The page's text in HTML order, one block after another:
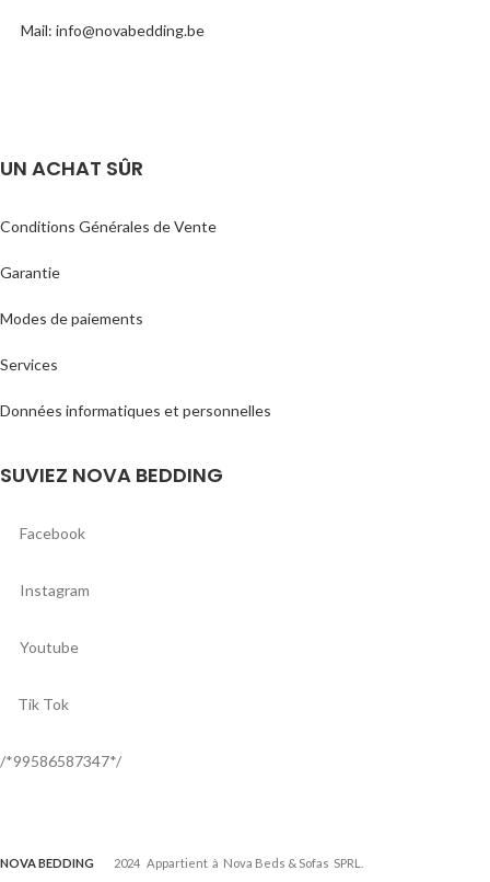
Mail: info@novabedding.be
UN ACHAT SÛR
Conditions Générales de Vente
Garantie
Modes de paiements
Services
Données informatiques et personnelles
SUVIEZ NOVA BEDDING
Facebook
Instagram
Youtube
Tik Tok
/*99586587347*/
NOVA BEDDING
2024 Appartient à Nova Beds & Sofas SPRL.